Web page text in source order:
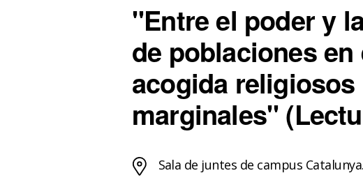
"Entre el poder y
de poblaciones
acogida
marginales"
Sala de juntes de campus Catalunya.